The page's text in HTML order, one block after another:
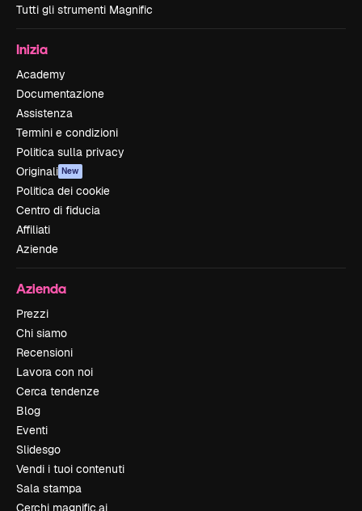
Tutti gli strumenti Magnific
Inizia
Academy
Documentazione
Assistenza
Termini e condizioni
Politica sulla privacy
Originali New
Politica dei cookie
Centro di fiducia
Affiliati
Aziende
Azienda
Prezzi
Chi siamo
Recensioni
Lavora con noi
Cerca tendenze
Blog
Eventi
Slidesgo
Vendi i tuoi contenuti
Sala stampa
Cerchi magnific.ai